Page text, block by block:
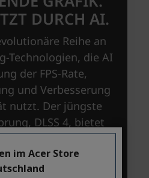
im Acer Store